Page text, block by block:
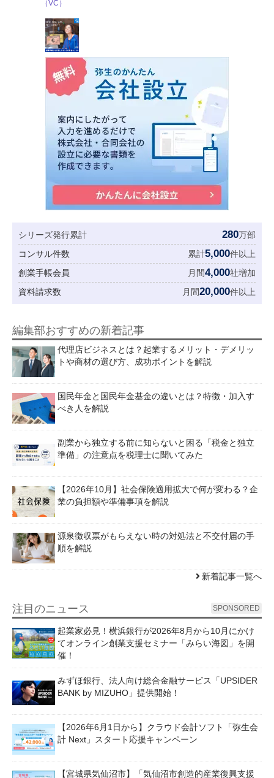
（VC）
シリーズ発行累計 280万部
コンサル件数
累計5,000件以上
創業手帳会員
月間4,000社増加
資料請求数
月間20,000件以上
編集部おすすめの新着記事
代理店ビジネスとは？起業するメリット・デメリッ
トや商材の選び方、成功ポイントを解説
国民年金と国民年金基金の違いとは？特徴・加入す
べき人を解説
副業から独立する前に知らないと困る「税金と独立
準備」の注意点を税理士に聞いてみた
【2026年10月】社会保険適用拡大で何が変わる？企
業の負担額や準備事項を解説
源泉徴収票がもらえない時の対処法と不交付届の手
順を解説
新着記事一覧へ
注目のニュース SPONSORED
起業家必見！横浜銀行が2026年8月から10月にかけ
てオンライン創業支援セミナー「みらい海図」を開
催！
みずほ銀行、法人向け総合金融サービス「UPSIDER
BANK by MIZUHO」提供開始！
【2026年6月1日から】クラウド会計ソフト「弥生会
計 Next」スタート応援キャンペーン
【宮城県気仙沼市】「気仙沼市創造的産業復興支援